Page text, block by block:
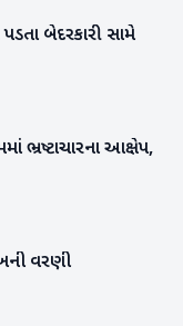
પડતા બેદરકારી સામે
ભ્રષ્ટાચારના આક્ષેપ,
વરણી